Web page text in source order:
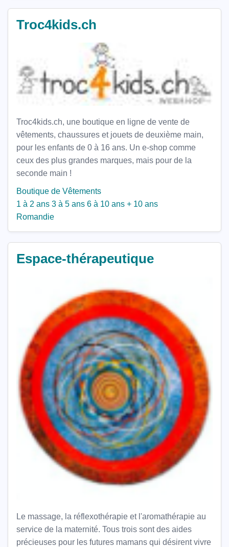
Troc4kids.ch
Troc4kids.ch, une boutique en ligne de vente de
vêtements, chaussures et jouets de deuxième main,
pour les enfants de 0 à 16 ans. Un e-shop comme
ceux des plus grandes marques, mais pour de la
seconde main !
Boutique de Vêtements
1 à 2 ans 3 à 5 ans 6 à 10 ans + 10 ans
Romandie
Espace-thérapeutique
Le massage, la réflexothérapie et l'aromathérapie au
service de la maternité. Tous trois sont des aides
précieuses pour les futures mamans qui désirent vivre